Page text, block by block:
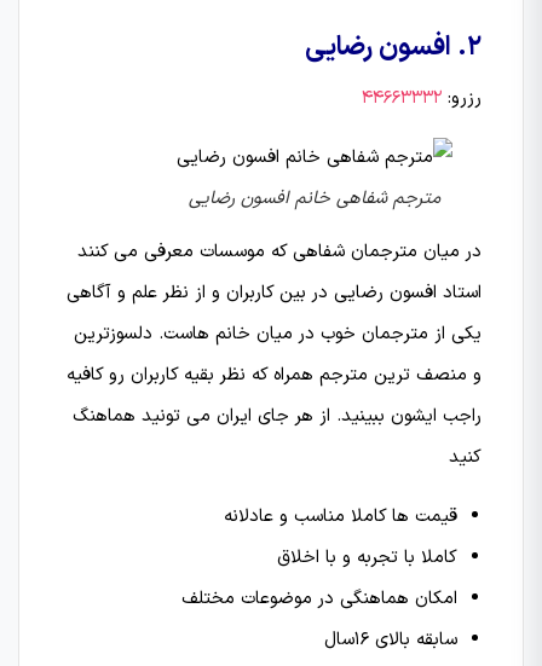
2. افسون رضایی
رزرو: 44663332
مترجم شفاهی خانم افسون رضایی
در میان مترجمان شفاهی که موسسات معرفی می کنند
استاد افسون رضایی در بین کاربران و از نظر علم و آگاهی
یکی از مترجمان خوب در میان خانم هاست. دلسوزترین
و منصف ترین مترجم همراه که نظر بقیه کاربران رو کافیه
راجب ایشون ببینید. از هر جای ایران می تونید هماهنگ
کنید
قیمت ها کاملا مناسب و عادلانه
کاملا با تجربه و با اخلاق
امکان هماهنگی در موضوعات مختلف
سابقه بالای 16سال